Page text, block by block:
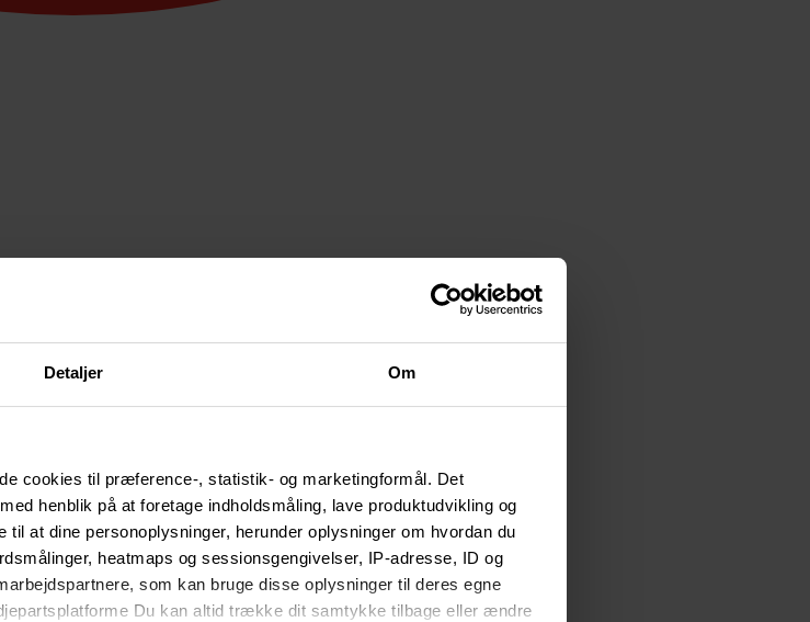
Detaljer Om
cookies til præference-, statistik- og marketingformål. Det
henblik på at foretage indholdsmåling, lave produktudvikling og
at dine personoplysninger, herunder oplysninger om hvordan du
heatmaps og sessionsgengivelser, IP-adresse, ID og
som kan bruge disse oplysninger til deres egne
Du kan altid trække dit samtykke tilbage eller ændre